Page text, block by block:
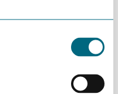
med å utforme en
ha nytte av å være med på
deg til å lage en